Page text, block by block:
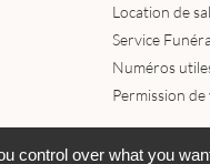
Location de
Service
Numéros
Permission
Contactez-nous
control over what you